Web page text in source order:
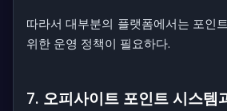
따라서 대부분의 플랫폼에서는 포인
위한 운영 정책이 필요하다.
7. 오피사이트 포인트 시스템